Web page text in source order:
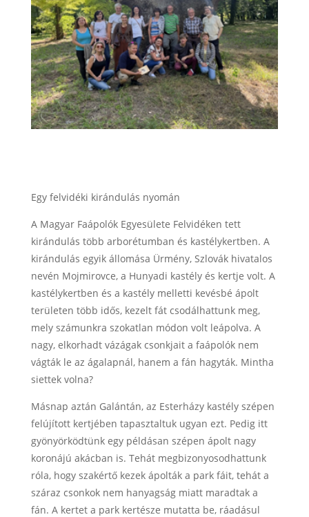
Egy felvidéki kirándulás nyomán
A Magyar Faápolók Egyesülete Felvidéken tett
kirándulás több arborétumban és kastélykertben. A
kirándulás egyik állomása Ürmény, Szlovák hivatalos
nevén Mojmirovce, a Hunyadi kastély és kertje volt. A
kastélykertben és a kastély melletti kevésbé ápolt
területen több idős, kezelt fát csodálhattunk meg,
mely számunkra szokatlan módon volt leápolva. A
nagy, elkorhadt vázágak csonkjait a faápolók nem
vágták le az ágalapnál, hanem a fán hagyták. Mintha
siettek volna?
Másnap aztán Galántán, az Esterházy kastély szépen
felújított kertjében tapasztaltuk ugyan ezt. Pedig itt
gyönyörködtünk egy példásan szépen ápolt nagy
koronájú akácban is. Tehát megbizonyosodhattunk
róla, hogy szakértő kezek ápolták a park fáit, tehát a
száraz csonkok nem hanyagság miatt maradtak a
fán. A kertet a park kertésze mutatta be, ráadásul